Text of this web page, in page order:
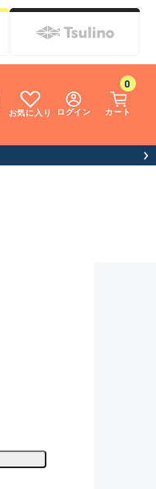
お気に入り ログイン カート
0